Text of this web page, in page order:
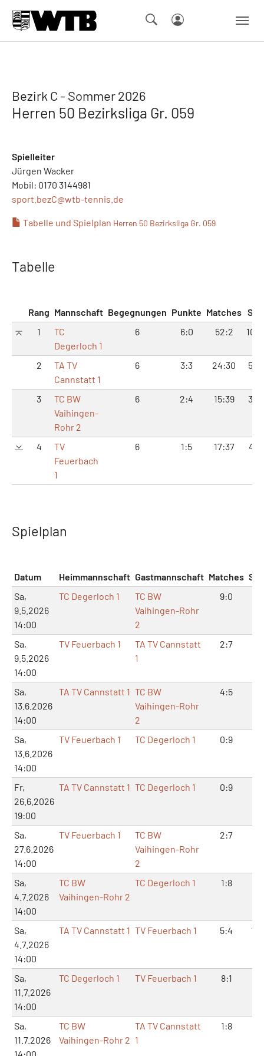
Bezirk C - Sommer 2026
Herren 50 Bezirksliga Gr. 059
Spielleiter
Jürgen Wacker
Mobil: 0170 3144981
sport.bezC@wtb-tennis.de
Tabelle und Spielplan Herren 50 Bezirksliga Gr. 059
Tabelle
Rang Mannschaft Begegnungen Punkte Matches
1
TC
Degerloch 1
6 6:0 52:2
2
TA TV
Cannstatt 1
6 3:3 24:30
3
TC BW
Vaihingen-
Rohr 2
6 2:4 15:39
4
TV
Feuerbach
1
6 1:5 17:37
Spielplan
Datum Heimmannschaft Gastmannschaft Matches
Sa,
9.5.2026
14:00
TC Degerloch 1
TC BW
Vaihingen-Rohr
2
9:0
Sa,
9.5.2026
14:00
TV Feuerbach 1
TA TV Cannstatt
1
2:7
Sa,
13.6.2026
14:00
TA TV Cannstatt 1 TC BW
Vaihingen-Rohr
2
4:5
Sa,
13.6.2026
14:00
TV Feuerbach 1 TC Degerloch 1 0:9
Fr,
26.6.2026
19:00
TA TV Cannstatt 1 TC Degerloch 1 0:9
Sa,
27.6.2026
14:00
TV Feuerbach 1
TC BW
Vaihingen-Rohr
2
2:7
Sa,
4.7.2026
14:00
TC BW
Vaihingen-Rohr 2
TC Degerloch 1 1:8
Sa,
4.7.2026
14:00
TA TV Cannstatt 1 TV Feuerbach 1 5:4
Sa,
11.7.2026
14:00
TC Degerloch 1 TV Feuerbach 1 8:1
Sa,
11.7.2026
TC BW
Vaihingen-Rohr 2
TA TV Cannstatt
1
1:8